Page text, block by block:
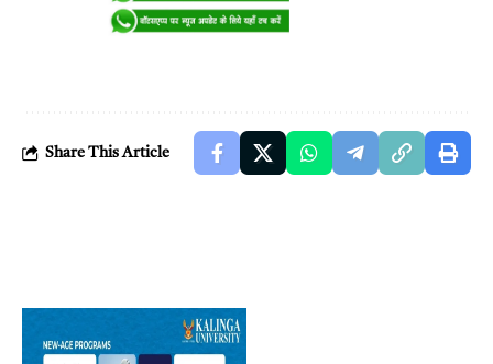
Share This Article